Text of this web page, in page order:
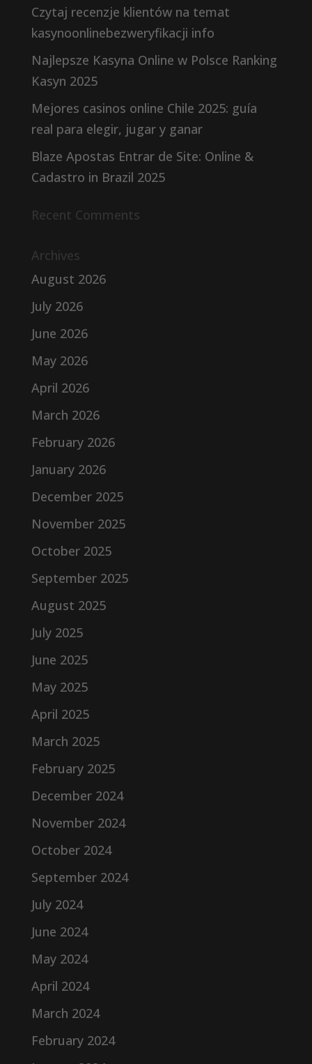
Czytaj recenzje klientów na temat
kasynoonlinebezweryfikacji info
Najlepsze Kasyna Online w Polsce Ranking
Kasyn 2025
Mejores casinos online Chile 2025: guía
real para elegir, jugar y ganar
Blaze Apostas Entrar de Site: Online &
Cadastro in Brazil 2025
Recent Comments
Archives
August 2026
July 2026
June 2026
May 2026
April 2026
March 2026
February 2026
January 2026
December 2025
November 2025
October 2025
September 2025
August 2025
July 2025
June 2025
May 2025
April 2025
March 2025
February 2025
December 2024
November 2024
October 2024
September 2024
July 2024
June 2024
May 2024
April 2024
March 2024
February 2024